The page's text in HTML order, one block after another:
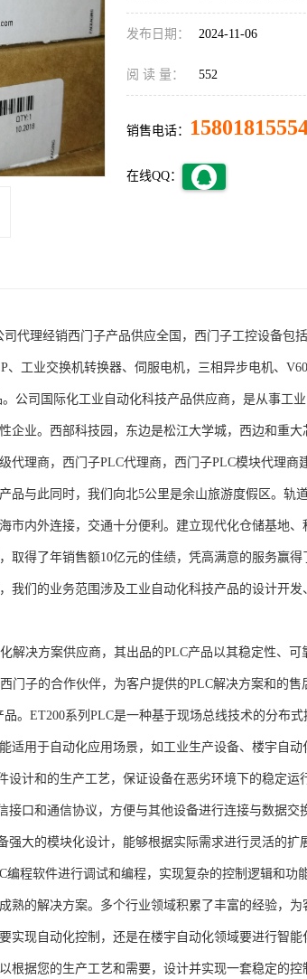
发布日期： 2024-11-06
阅 读 量： 552
销售电话：
在线QQ：
经销西门子产品供应全国，西门子工控设备包括
、工业交换机转换器、伺服电机，三相异步电机、
公司国际化工业自动化科技产品供应商，是从事工
企业。西部科技园，东边是松江大学城，西边和重
代理商，西门子PLC代理商，西门子PLC模块代理
品与此同时，我们向北5公里是余山旅游度假区。轨
市内外连接，交通十分便利。建立现代化仓储基地
取得了年销售额10亿元的佳绩，凭高满意的服务赢
我们的业务范围涉及工业自动化科技产品的设计开
方案供应商，其出品的PLC产品以其稳定性、可
门子的合作伙伴，为客户提供的PLC解决方案和的
。ET200系列PLC是一种基于现场总线技术的分布
适用于自动化应用场景，如工业生产设备、楼宇自动
设计和的生产工艺，保证设备在恶劣环境下的稳定运
接口和通信协议，方便与其他设备进行连接与数据交
强大的模块化设计，能够根据实际需求进行灵活的扩
编程软件进行调试和编程，实现复杂的控制逻辑和功
熟的解决方案。多个行业领域积累了丰富的经验，
实现自动化控制，还是在楼宇自动化领域要进行智
根据您的生产工艺和需要，设计并实现一套稳定的